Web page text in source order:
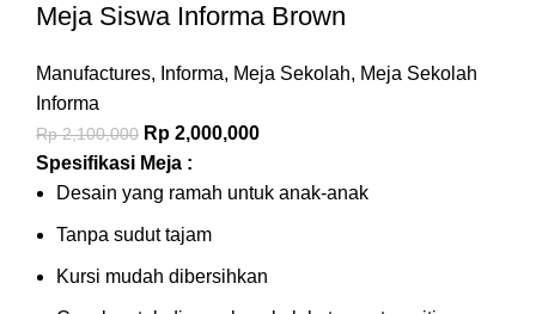
Meja Siswa Informa Brown
Manufactures, Informa, Meja Sekolah, Meja Sekolah
Informa
Rp2,100,000 Rp 2,000,000
Spesifikasi Meja :
Desain yang ramah untuk anak-anak
Tanpa sudut tajam
Kursi mudah dibersihkan